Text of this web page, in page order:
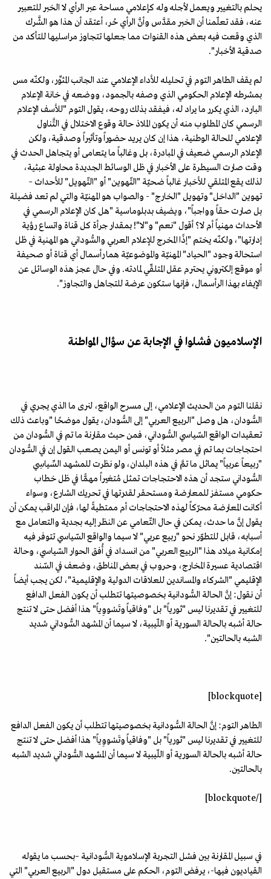
يحلم بالتغيير ويعمل لأجله وله كإعلامي مساحة عبر الرأي لا الخبر للتعبير
عنه، فقد تعلّمنا أن الخبر مقدَّس وأنَّ الرأي حُر، أعتقد أن هذا هو الشَّرك
الذي وقعت فيه بعض هذه القنوات مما جعلها تتجاوز مراسليها للتأكد من
صدقية الأخبار".
لم يقف الطاهر التوم في تحليله للأداء الإعلامي عند الجانب المثوِّر، ولكنّه مس
بمشرطه الإعلام الحكومي الذي وصفه بالجمود، ووضعه في خانة الإعلام
البارد، الذي يكرر ما يراد له، فيفقد بذلك روحه، يقول التوم "للأسف الإعلام
الرسمي كان المطلوب منه أن يكون الملاذ حالة وقوع الاختلال في التَّناول
الإعلامي للحالة الوطنية، هذا إن كان يريد حضوراً وتأثيراً وصدقية، ولكن
الإعلام الرسمي ضعيف في المبادرة، بل وغالباً ما يتعامى أو يتجاهل الحدث في
وقت صارت السيطرة على الأخبار في ظل الوسائط الجديدة محاولة عبثية،
لذلك يقع المتلقي للأخبار غالباً ضحيّة "التّهوين" أو "التّهويل" للأحداث –
تهوين "الداخل" وتهويل "الخارج" - والصواب هو المهنيّة والتي لم تعد فضيلة
بل صارت حقاً وواجباً"، ويضيف بدبلوماسية "هل كان الإعلام الرسمي في
الأحداث مهنياً أم لا؟ أقول "نعم" و"لا"! بمقدار جرأة كل قناة واتساع رؤية
إدارتها"، ولكنّه يختم "إذًا المخرج للإعلام العربي والسُّوداني هو المهنية في ظل
استحالة وجود "الحياد" المهنيّة والموضوعيّة هما رأسمال أي قناة أو صحيفة
أو موقع إلكتروني يحترم عقل المتلقّي لمادته. وفي حال عجز هذه الوسائل عن
الإيفاء بهذا الرأسمال، فإنها ستكون عرضة للتجاهل والتجاوز".
الإسلاميون فشلوا في الإجابة عن سؤال المواطنة
نقلنا التوم من الحديث الإعلامي، إلى مسرح الواقع، لنرى ما الذي يجري في
السُّودان، هل وصل "الربيع العربي" إلى السُّودان، يقول موضحًا "وباعث ذلك
تعقيدات الواقع السّياسي السُّوداني، فمن حيث مقارنة ما تم في السُّودان من
احتجاجات بما تم في مصر مثلاً أو تونس أو اليمن يصعب القول إن في السُّودان
"ربيعاً عربياً" يماثل ما تمَّ في هذه البلدان، ولو نظرت للمشهد السِّياسِي
السُّوداني ستجد أن هذه الاحتجاجات تمثل مُتغيراً مهمًّا في ظل خطاب
حكومي مستفز للمعارضة ومستحقر لقدرتها في تحريك الشارع، وسواء
أكانت المعارضة محرّكاً لهذه الاحتجاجات أم ممتطيةً لها، فإن المراقب يمكن أن
يقول إنَّ ما حدث، يمكن في حال التّعامي عن النظر إليه بجدية والتعامل مع
أسبابه، قابل للتطوّر نحو "ربيع عربي" لا سيما والواقع السّياسي تتوفر فيه
إمكانية ميلاد هذا "الربيع العربي" من انسداد في أُفق الحوار السّياسي، وحالة
اقتصادية عسيرة المخارج، وحروب في بعض المناطق، وضعف في السّند
الإقليمي "الشركاء والمساندين للعلاقات الدولية والإقليمية"، لكن يجب أيضاً
أن نقول: إنَّ الحالة السُّودانية بخصوصيتها تتطلب أن يكون الفعل الدافع
للتغيير في تقديرنا ليس "ثورياً" بل "وفاقياً وتَسْووِياً" هذا أفضل حتى لا تنتج
حالة أشبه بالحالة السورية أو اللّيبية، لا سيما أن المشهد السُّوداني شديد
الشبه بالحالتين".
الطاهر التوم: إنَّ الحالة السُّودانية بخصوصيتها تتطلب أن يكون الفعل الدافع
للتغيير في تقديرنا ليس "ثورياً" بل "وفاقياً وتَسْووِياً" هذا أفضل حتى لا تنتج
حالة أشبه بالحالة السورية أو اللّيبية لا سيما أن المشهد السُّوداني شديد الشبه
بالحالتين.
[/blockquote]
في سبيل المقارنة بين فشل التجربة الإسلاموية السُّودانية –بحسب ما يقوله
القياديون فيها-، يرفض التوم، الحكم على مستقبل دول "الربيع العربي" التي